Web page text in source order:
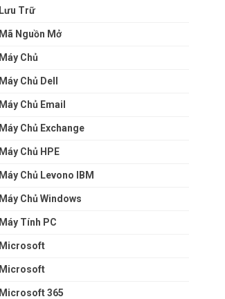
Lưu Trữ
Mã Nguồn Mở
Máy Chủ
Máy Chủ Dell
Máy Chủ Email
Máy Chủ Exchange
Máy Chủ HPE
Máy Chủ Levono IBM
Máy Chủ Windows
Máy Tính PC
Microsoft
Microsoft
Microsoft 365